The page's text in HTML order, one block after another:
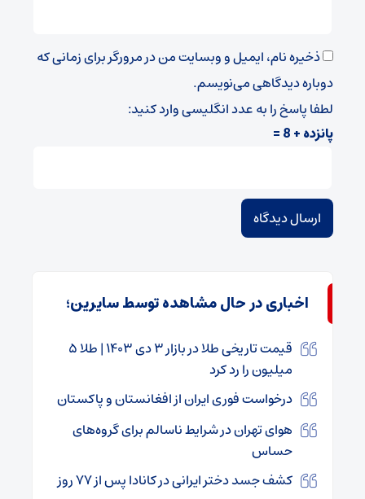
ذخیره نام، ایمیل و وبسایت من در مرورگر برای زمانی که
دوباره دیدگاهی می‌نویسم.
لطفا پاسخ را به عدد انگلیسی وارد کنید:
پانزده + 8 =
اخباری در حال مشاهده توسط سایرین؛
قیمت تاریخی طلا در بازار ۳ دی ۱۴۰۳ | طلا ۵
میلیون را رد کرد
درخواست فوری ایران از افغانستان و پاکستان
هوای تهران در شرایط ناسالم برای گروه‌های
حساس
کشف جسد دختر ایرانی در کانادا پس از ۷۷ روز